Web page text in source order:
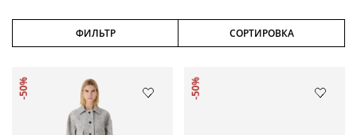
ФИЛЬТР СОРТИРОВКА
-50% -50%